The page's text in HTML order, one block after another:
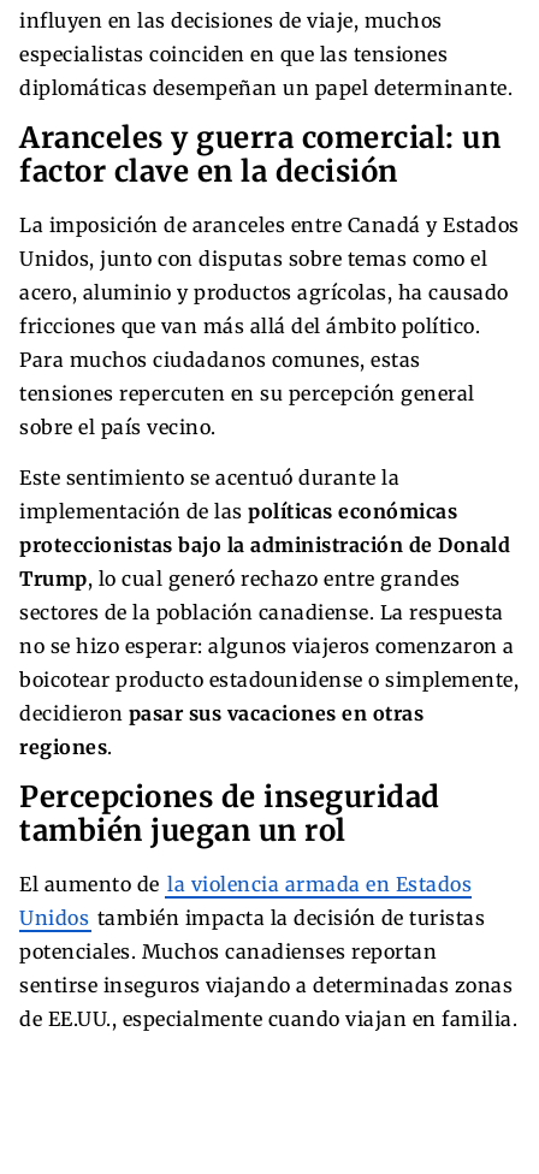
influyen en las decisiones de viaje, muchos
especialistas coinciden en que las tensiones
diplomáticas desempeñan un papel determinante.
Aranceles y guerra comercial: un
factor clave en la decisión
La imposición de aranceles entre Canadá y Estados
Unidos, junto con disputas sobre temas como el
acero, aluminio y productos agrícolas, ha causado
fricciones que van más allá del ámbito político.
Para muchos ciudadanos comunes, estas
tensiones repercuten en su percepción general
sobre el país vecino.
Este sentimiento se acentuó durante la
implementación de las políticas económicas
proteccionistas bajo la administración de Donald
Trump, lo cual generó rechazo entre grandes
sectores de la población canadiense. La respuesta
no se hizo esperar: algunos viajeros comenzaron a
boicotear producto estadounidense o simplemente,
decidieron pasar sus vacaciones en otras
regiones.
Percepciones de inseguridad
también juegan un rol
El aumento de la violencia armada en Estados
Unidos también impacta la decisión de turistas
potenciales. Muchos canadienses reportan
sentirse inseguros viajando a determinadas zonas
de EE.UU., especialmente cuando viajan en familia.